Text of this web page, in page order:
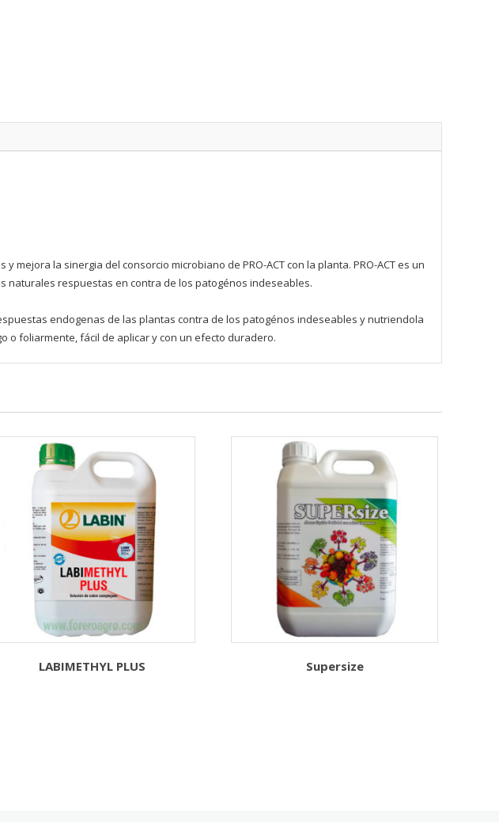
la sinergia del consorcio microbiano de PRO-ACT con la planta. PRO-ACT es un
naturales respuestas en contra de los patogénos indeseables.
endogenas de las plantas contra de los patogénos indeseables y nutriendola
o foliarmente, fácil de aplicar y con un efecto duradero.
LABIMETHYL PLUS Supersize